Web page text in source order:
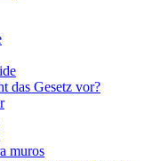
das Gesetz vor?
muros